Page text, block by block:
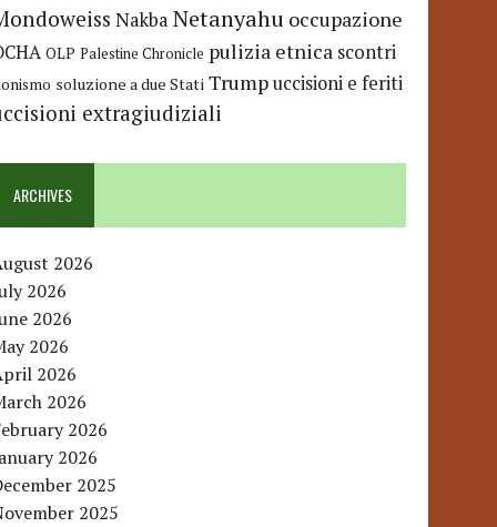
Nakba Netanyahu occupazione
OLP Palestine Chronicle pulizia etnica scontri
soluzione a due Stati Trumpuccisioni e feriti
extragiudiziali
ARCHIVES
2026
2026
2026
2026
2026
2026
2026
2026
2025
2025